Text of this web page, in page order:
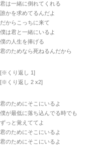
君は一緒に倒れてくれる
誰かを求めてるんだよ
だからこっちに来て
僕は君と一緒にいるよ
僕の人生を捧げる
君のためなら死ねるんだから
[※くり返し 1]
[※くり返し 2 x2]
君のためにそこにいるよ
僕が最低に落ち込んでる時でも
ずっと覚えててよ
君のためにそこにいるよ
君のためにそこにいるよ